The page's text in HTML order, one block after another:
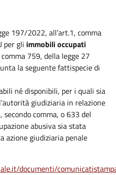
197/2022, all’art.1, comma
per gli immobili occupati
759, della legge 27
la seguente fattispecie di
né disponibili, per i quali sia
giudiziaria in relazione
comma, o 633 del
abusiva sia stata
azione giudiziaria penale
documenti/